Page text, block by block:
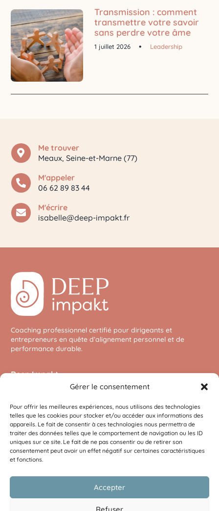
Gérer le consentement
Pour offrir les meilleures expériences, nous utilisons des technologies
telles que les cookies pour stocker et/ou accéder aux informations des
appareils. Le fait de consentir à ces technologies nous permettra de
traiter des données telles que le comportement de navigation ou les ID
uniques sur ce site. Le fait de ne pas consentir ou de retirer son
consentement peut avoir un effet négatif sur certaines caractéristiques
et fonctions.
Accepter
Refuser
Transmission : comment
transmettre votre savoir
sans perdre votre âme
1 juillet 2026 Leadership

Me trouver
Meaux, Seine-et-Marne (77)

M'appeler
06 62 89 83 44

M'écrire
isabelle@deep-impakt.fr
Coaching professionnel certifié pour dirigeants et
entrepreneurs en quête d’alignement personnel et de
performance durable.
Deep Impakt
Méthode certifiée
FAQ
Blog
Contact
Informations
Mentions légales
Politique de confidentialité
Politique de cookies